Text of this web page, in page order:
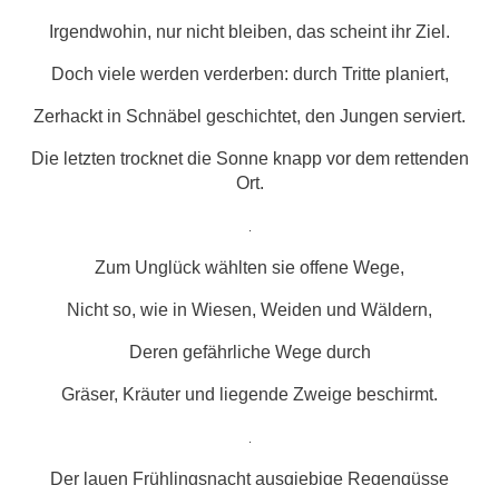
Irgendwohin, nur nicht bleiben, das scheint ihr Ziel.
Doch viele werden verderben: durch Tritte planiert,
Zerhackt in Schnäbel geschichtet, den Jungen serviert.
Die letzten trocknet die Sonne knapp vor dem rettenden
Ort.
Zum Unglück wählten sie offene Wege,
Nicht so, wie in Wiesen, Weiden und Wäldern,
Deren gefährliche Wege durch
Gräser, Kräuter und liegende Zweige beschirmt.
Der lauen Frühlingsnacht ausgiebige Regengüsse